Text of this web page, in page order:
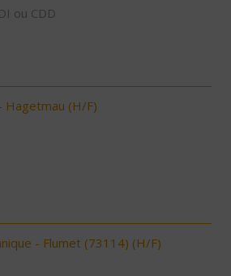
ou CDD
Hagetmau (H/F)
- Flumet (73114) (H/F)